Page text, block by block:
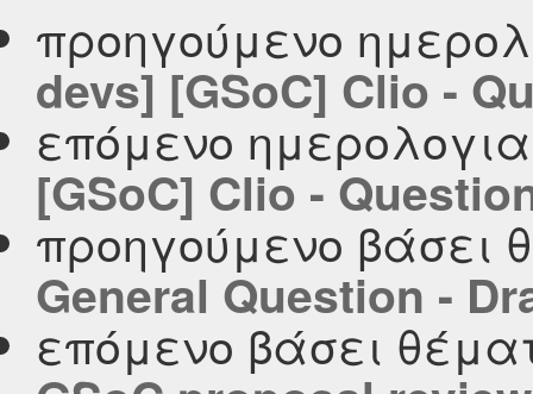
προηγούμενο
devs] [GSoC] Clio -
επόμενο
[GSoC] Clio -
προηγούμενο βάσει
General Question -
επόμενο βάσει